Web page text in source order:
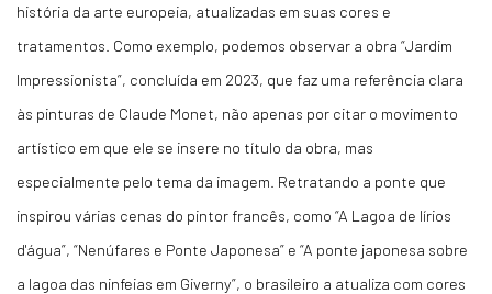
história da arte europeia, atualizadas em suas cores e
tratamentos. Como exemplo, podemos observar a obra “Jardim
Impressionista”, concluída em 2023, que faz uma referência clara
às pinturas de Claude Monet, não apenas por citar o movimento
artístico em que ele se insere no título da obra, mas
especialmente pelo tema da imagem. Retratando a ponte que
inspirou várias cenas do pintor francês, como “A Lagoa de lírios
d'água”, “Nenúfares e Ponte Japonesa” e “A ponte japonesa sobre
a lagoa das ninfeias em Giverny”, o brasileiro a atualiza com cores